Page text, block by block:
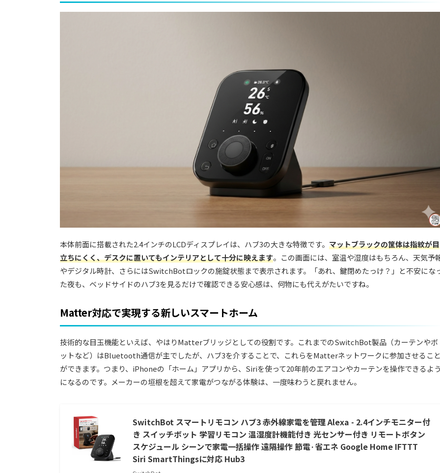
本体前面に搭載された2.4インチのLCDディスプレイは、ハブ3の大きな特徴です。 マットブラックの筐体は指紋が目
立ちにくく、デスクに置いてもインテリアとして十分に映えます。この画面には、室温や湿度はもちろん、天気予
やデジタル時計、さらにはSwitchBotロックの施錠状態まで表示されます。「あれ、鍵閉めたっけ？」と不安にな
た夜も、ベッドサイドのハブ3を見るだけで確認できる安心感は、何物にも代えがたいですね。
Matter対応で実現する新しいスマートホーム
技術的な目玉機能といえば、やはりMatterブリッジとしての役割です。これまでのSwitchBot製品（カーテンやボ
ットなど）はBluetooth通信が主でしたが、ハブ3を介することで、これらをMatterネットワークに参加させるこ
ができます。つまり、iPhoneの「ホーム」アプリから、Siriを使って20年前のエアコンやカーテンを操作できるよ
になるのです。メーカーの垣根を超えて家電がつながる体験は、一度味わうと戻れません。
SwitchBot スマートリモコン ハブ3 赤外線家電を管理 Alexa - 2.4インチモニター付
き スイッチボット 学習リモコン 温湿度計機能付き 光センサー付き リモートボタン
スケジュール シーンで家電一括操作 遠隔操作 節電·省エネ Google Home IFTTT
Siri SmartThingsに対応 Hub3